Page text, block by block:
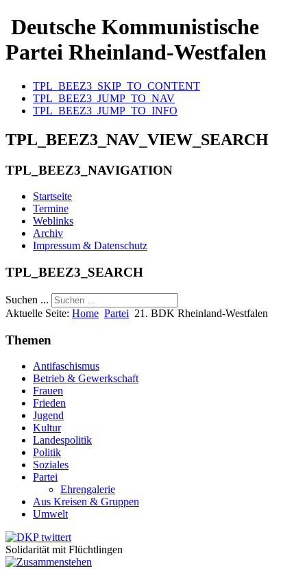
Deutsche Kommunistische
Partei Rheinland-Westfalen
TPL_BEEZ3_SKIP_TO_CONTENT
TPL_BEEZ3_JUMP_TO_NAV
TPL_BEEZ3_JUMP_TO_INFO
TPL_BEEZ3_NAV_VIEW_SEARCH
TPL_BEEZ3_NAVIGATION
Startseite
Termine
Weblinks
Archiv
Impressum & Datenschutz
TPL_BEEZ3_SEARCH
Suchen ...
Aktuelle Seite: Home Partei 21. BDK Rheinland-Westfalen
Themen
Antifaschismus
Betrieb & Gewerkschaft
Frauen
Frieden
Jugend
Kultur
Landespolitik
Politik
Soziales
Partei
Ehrengalerie
Aus Kreisen & Gruppen
Umwelt
Solidarität mit Flüchtlingen